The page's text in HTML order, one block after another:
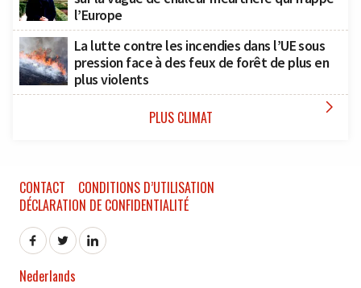
l’Europe
La lutte contre les incendies dans l’UE sous
pression face à des feux de forêt de plus en
plus violents
PLUS CLIMAT 
CONTACT
CONDITIONS D’UTILISATION
DÉCLARATION DE CONFIDENTIALITÉ
Nederlands